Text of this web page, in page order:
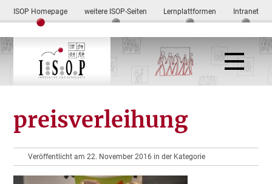
ISOP Homepage weitere ISOP-Seiten Lernplattformen Intranet
preisverleihung
Veröffentlicht am 22. November 2016 in der Kategorie